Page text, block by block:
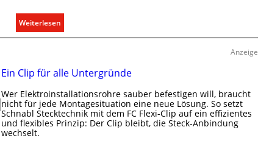
Weiterlesen:
R
m
l
i
m
Anzeige
Ein Clip für alle Untergründe
Wer Elektroinstallationsrohre sauber befestigen will, braucht
nicht für jede Montagesituation eine neue Lösung. So setzt
Schnabl Stecktechnik mit dem FC Flexi-Clip auf ein effizientes
und flexibles Prinzip: Der Clip bleibt, die Steck-Anbindung
wechselt.